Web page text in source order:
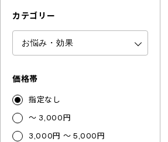
カテゴリー
価格帯
指定なし
～ 3,000円
3,000円 ～ 5,000円